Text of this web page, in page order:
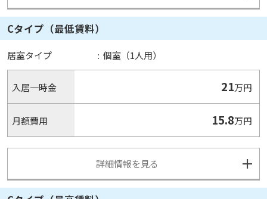
Cタイプ（最低賃料）
居室タイプ : 個室（1人用）
入居一時金 21万円
月額費用 15.8万円
詳細情報を見る